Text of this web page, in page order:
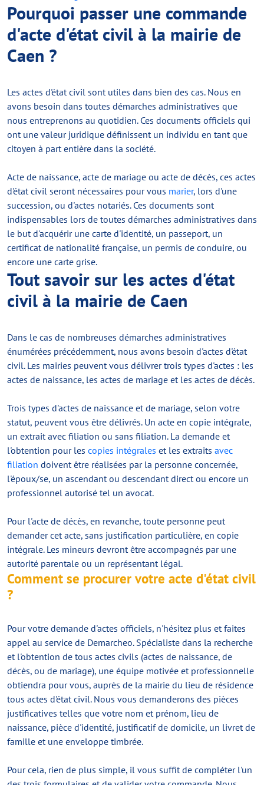
Pourquoi passer une commande
d'acte d'état civil à la mairie de
Caen ?
Les actes d'état civil sont utiles dans bien des cas. Nous en
avons besoin dans toutes démarches administratives que
nous entreprenons au quotidien. Ces documents officiels qui
ont une valeur juridique définissent un individu en tant que
citoyen à part entière dans la société.
Acte de naissance, acte de mariage ou acte de décès, ces actes
d'état civil seront nécessaires pour vous marier, lors d'une
succession, ou d'actes notariés. Ces documents sont
indispensables lors de toutes démarches administratives dans
le but d'acquérir une carte d'identité, un passeport, un
certificat de nationalité française, un permis de conduire, ou
encore une carte grise.
Tout savoir sur les actes d'état
civil à la mairie de Caen
Dans le cas de nombreuses démarches administratives
énumérées précédemment, nous avons besoin d'actes d'état
civil. Les mairies peuvent vous délivrer trois types d'actes : les
actes de naissance, les actes de mariage et les actes de décès.
Trois types d'actes de naissance et de mariage, selon votre
statut, peuvent vous être délivrés. Un acte en copie intégrale,
un extrait avec filiation ou sans filiation. La demande et
l'obtention pour les copies intégrales et les extraits avec
filiation doivent être réalisées par la personne concernée,
l'époux/se, un ascendant ou descendant direct ou encore un
professionnel autorisé tel un avocat.
Pour l'acte de décès, en revanche, toute personne peut
demander cet acte, sans justification particulière, en copie
intégrale. Les mineurs devront être accompagnés par une
autorité parentale ou un représentant légal.
Comment se procurer votre acte d'état civil
?
Pour votre demande d'actes officiels, n'hésitez plus et faites
appel au service de Demarcheo. Spécialiste dans la recherche
et l'obtention de tous actes civils (actes de naissance, de
décès, ou de mariage), une équipe motivée et professionnelle
obtiendra pour vous, auprès de la mairie du lieu de résidence
tous actes d'état civil. Nous vous demanderons des pièces
justificatives telles que votre nom et prénom, lieu de
naissance, pièce d'identité, justificatif de domicile, un livret de
famille et une enveloppe timbrée.
Pour cela, rien de plus simple, il vous suffit de compléter l'un